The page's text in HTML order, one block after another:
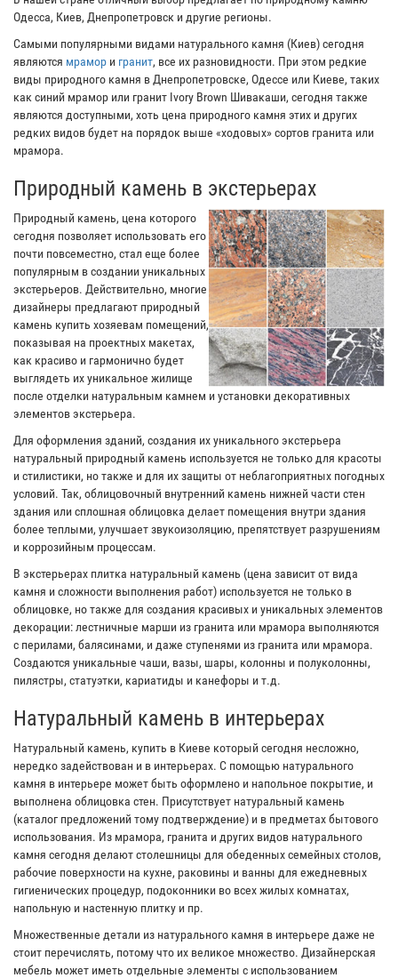
Одесса, Киев, Днепропетровск и другие регионы.
Самыми популярными видами натурального камня (Киев) сегодня
являются мрамор и гранит, все их разновидности. При этом редкие
виды природного камня в Днепропетровске, Одессе или Киеве, таких
как синий мрамор или гранит Ivory Brown Шивакаши, сегодня также
являются доступными, хоть цена природного камня этих и других
редких видов будет на порядок выше «ходовых» сортов гранита или
мрамора.
Природный камень в экстерьерах
Природный камень, цена которого
сегодня позволяет использовать его
почти повсеместно, стал еще более
популярным в создании уникальных
экстерьеров. Действительно, многие
дизайнеры предлагают природный
камень купить хозяевам помещений,
показывая на проектных макетах,
как красиво и гармонично будет
выглядеть их уникальное жилище
после отделки натуральным камнем и установки декоративных
элементов экстерьера.
Для оформления зданий, создания их уникального экстерьера
натуральный природный камень используется не только для красоты
и стилистики, но также и для их защиты от неблагоприятных погодных
условий. Так, облицовочный внутренний камень нижней части стен
здания или сплошная облицовка делает помещения внутри здания
более теплыми, улучшает звукоизоляцию, препятствует разрушениям
и коррозийным процессам.
В экстерьерах плитка натуральный камень (цена зависит от вида
камня и сложности выполнения работ) используется не только в
облицовке, но также для создания красивых и уникальных элементов
декорации: лестничные марши из гранита или мрамора выполняются
с перилами, балясинами, и даже ступенями из гранита или мрамора.
Создаются уникальные чаши, вазы, шары, колонны и полуколонны,
пилястры, статуэтки, кариатиды и канефоры и т.д.
Натуральный камень в интерьерах
Натуральный камень, купить в Киеве который сегодня несложно,
нередко задействован и в интерьерах. С помощью натурального
камня в интерьере может быть оформлено и напольное покрытие, и
выполнена облицовка стен. Присутствует натуральный камень
(каталог предложений тому подтверждение) и в предметах бытового
использования. Из мрамора, гранита и других видов натурального
камня сегодня делают столешницы для обеденных семейных столов,
рабочие поверхности на кухне, раковины и ванны для ежедневных
гигиенических процедур, подоконники во всех жилых комнатах,
напольную и настенную плитку и пр.
Множественные детали из натурального камня в интерьере даже не
стоит перечислять, потому что их великое множество. Дизайнерская
мебель может иметь отдельные элементы с использованием